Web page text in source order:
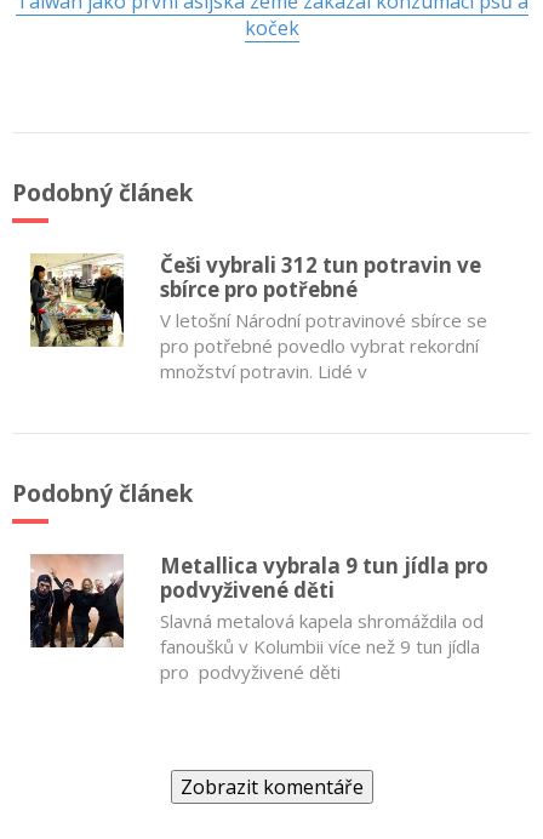
koček
Podobný článek
Češi vybrali 312 tun potravin ve
sbírce pro potřebné
V letošní Národní potravinové sbírce se
pro potřebné povedlo vybrat rekordní
množství potravin. Lidé v
Podobný článek
Metallica vybrala 9 tun jídla pro
podvyživené děti
Slavná metalová kapela shromáždila od
fanoušků v Kolumbii více než 9 tun jídla
pro podvyživené děti
Zobrazit komentáře